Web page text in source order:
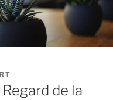
de la